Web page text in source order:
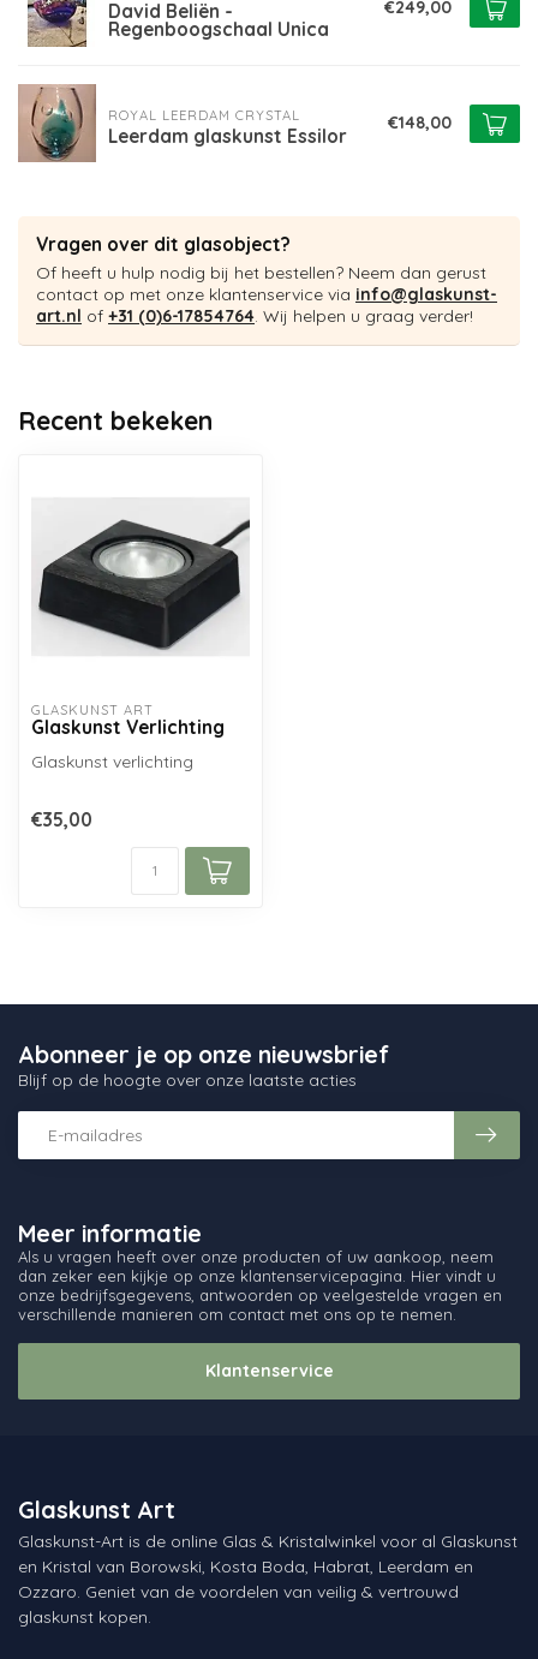
David Beliën -
Regenboogschaal Unica
€249,00
ROYAL LEERDAM CRYSTAL
Leerdam glaskunst Essilor
€148,00
Vragen over dit glasobject?
Of heeft u hulp nodig bij het bestellen? Neem dan gerust
contact op met onze klantenservice via info@glaskunst-
art.nl of +31 (0)6-17854764. Wij helpen u graag verder!
Recent bekeken
GLASKUNST ART
Glaskunst Verlichting
Glaskunst verlichting
€35,00
Meer informatie
Als u vragen heeft over onze producten of uw aankoop, neem
dan zeker een kijkje op onze klantenservicepagina. Hier vindt u
onze bedrijfsgegevens, antwoorden op veelgestelde vragen en
verschillende manieren om contact met ons op te nemen.
Klantenservice
Abonneer je op onze nieuwsbrief
Blijf op de hoogte over onze laatste acties
Glaskunst Art
Glaskunst-Art is de online Glas & Kristalwinkel voor al Glaskunst
en Kristal van Borowski, Kosta Boda, Habrat, Leerdam en
Ozzaro. Geniet van de voordelen van veilig & vertrouwd
glaskunst kopen.